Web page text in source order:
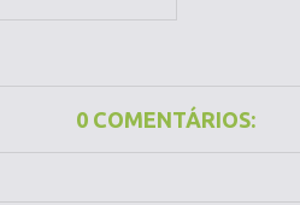
0 COMENTÁRIOS: